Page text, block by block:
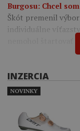
Burgosu: Chcel
Škót premenil
individuálne
nemohol štartovať
INZERCIA
NOVINKY